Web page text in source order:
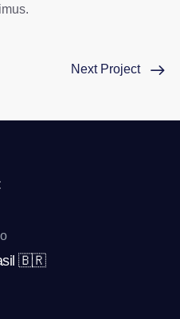
Next Project
🇧🇷